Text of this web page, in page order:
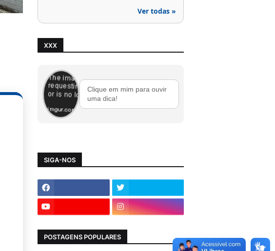
Ver todas »
XXX
Clique em mim para ouvir
uma dica!
SIGA-NOS
POSTAGENS POPULARES